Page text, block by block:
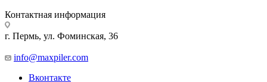
Контактная информация
г. Пермь, ул. Фоминская, 36
info@maxpiler.com
Вконтакте